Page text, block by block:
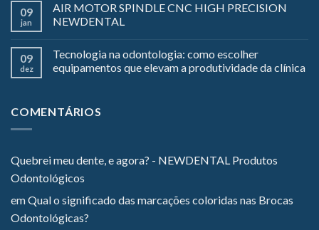
09
jan
AIR MOTOR SPINDLE CNC HIGH PRECISION
NEWDENTAL
09
dez
Tecnologia na odontologia: como escolher
equipamentos que elevam a produtividade da clínica
COMENTÁRIOS
Quebrei meu dente, e agora? - NEWDENTAL Produtos
Odontológicos
emQual o significado das marcações coloridas nas Brocas
Odontológicas?